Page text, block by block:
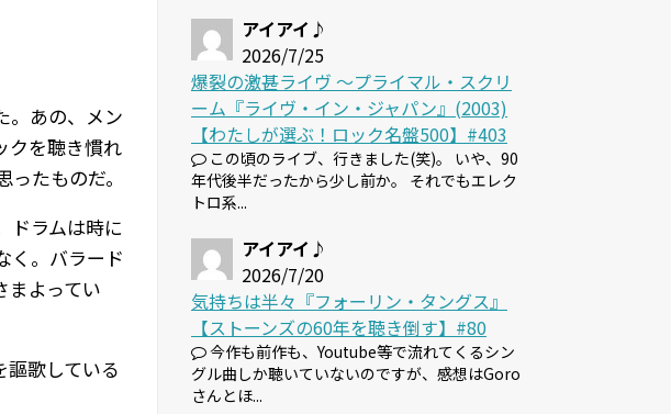
。あの、メン
クを聴き慣れ
たものだ。
ドラムは時に
く。バラード
まよってい
歌している
アイアイ♪
2026/7/25
爆裂の激甚ライヴ 〜プライマル・スクリ
ーム『ライヴ・イン・ジャパン』(2003)
【わたしが選ぶ！ロック名盤500】#403
この頃のライブ、行きました(笑)。 いや、90
年代後半だったから少し前か。 それでもエレク
トロ系...
アイアイ♪
2026/7/20
気持ちは半々『フォーリン・タングス』
【ストーンズの60年を聴き倒す】#80
今作も前作も、Youtube等で流れてくるシン
グル曲しか聴いていないのですが、感想はGoro
さんとほ...